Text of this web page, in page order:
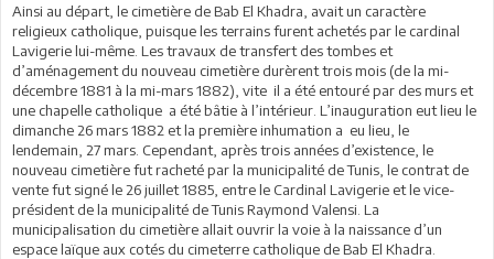
Ainsi au départ, le cimetière de Bab El Khadra, avait un caractère
religieux catholique, puisque les terrains furent achetés par le cardinal
Lavigerie lui-même. Les travaux de transfert des tombes et
d’aménagement du nouveau cimetière durèrent trois mois (de la mi-
décembre 1881 à la mi-mars 1882), vite il a été entouré par des murs et
une chapelle catholique a été bâtie à l’intérieur. L’inauguration eut lieu le
dimanche 26 mars 1882 et la première inhumation a eu lieu, le
lendemain, 27 mars. Cependant, après trois années d’existence, le
nouveau cimetière fut racheté par la municipalité de Tunis, le contrat de
vente fut signé le 26 juillet 1885, entre le Cardinal Lavigerie et le vice-
président de la municipalité de Tunis Raymond Valensi. La
municipalisation du cimetière allait ouvrir la voie à la naissance d’un
espace laïque aux cotés du cimeterre catholique de Bab El Khadra.